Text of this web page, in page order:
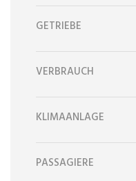
GETRIEBE
VERBRAUCH
KLIMAANLAGE
PASSAGIERE